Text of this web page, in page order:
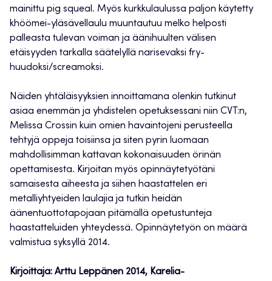
mainittu pig squeal. Myös kurkkulaulussa paljon käytetty
khöömei-yläsävellaulu muuntautuu melko helposti
palleasta tulevan voiman ja äänihuulten välisen
etäisyyden tarkalla säätelyllä narisevaksi fry-
huudoksi/screamoksi.
Näiden yhtäläisyyksien innoittamana olenkin tutkinut
asiaa enemmän ja yhdistelen opetuksessani niin CVT:n,
Melissa Crossin kuin omien havaintojeni perusteella
tehtyjä oppeja toisiinsa ja siten pyrin luomaan
mahdollisimman kattavan kokonaisuuden örinän
opettamisesta. Kirjoitan myös opinnäytetyötäni
samaisesta aiheesta ja siihen haastattelen eri
metalliyhtyeiden laulajia ja tutkin heidän
äänentuottotapojaan pitämällä opetustunteja
haastatteluiden yhteydessä. Opinnäytetyön on määrä
valmistua syksyllä 2014.
Kirjoittaja: Arttu Leppänen 2014, Karelia-